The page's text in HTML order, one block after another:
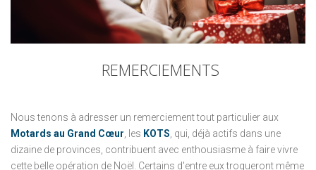
REMERCIEMENTS
Nous tenons à adresser un remerciement tout particulier aux
Motards au Grand Cœur , les KOTS , qui, déjà actifs dans une
dizaine de provinces, contribuent avec enthousiasme à faire vivre
cette belle opération de Noël. Certains d'entre eux troqueront même